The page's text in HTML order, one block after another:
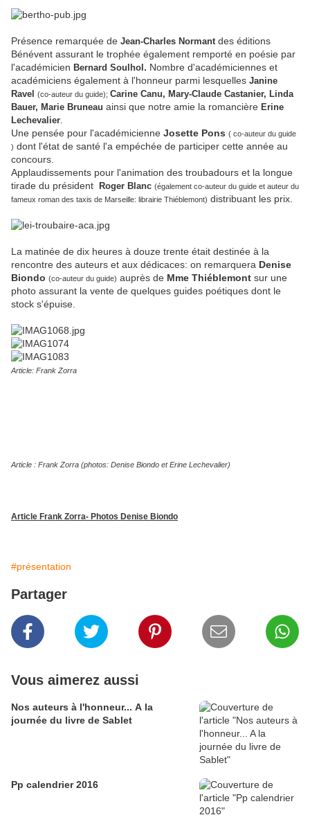
Présence remarquée de Jean-Charles Normantdes éditions
Bénévent assurant le trophée également remporté en poésie par
l'académicien Bernard Soulhol . Nombre d'académiciennes et
académiciens également à l'honneur parmi lesquelles Janine
Ravel
(co-auteur du guide); Carine Canu, Mary-Claude Castanier, Linda
Bauer, Marie Bruneau ainsi que notre amie la romancière Erine
Lechevalier.
Une pensée pour l'académicienne Josette Pons ( co-auteur du guide
) dont l'état de santé l'a empéchée de participer cette année au
concours.
Applaudissements pour l'animation des troubadours et la longue
tirade du président
Roger Blanc (également co-auteur du guide et auteur du
fameux roman des taxis de Marseille: librairie Thiéblemont) distribuant les prix.
La matinée de dix heures à douze trente était destinée à la
rencontre des auteurs et aux dédicaces: on remarquera Denise
Biondo (co-auteur du guide) auprès de Mme Thiéblemont sur une
photo assurant la vente de quelques guides poétiques dont le
stock s'épuise.
Article: Frank Zorra
Article : Frank Zorra (photos: Denise Biondo et Erine Lechevalier)
Article Frank Zorra- Photos Denise Biondo
#présentation
Partager
Vous aimerez aussi
Nos auteurs à l'honneur... A la
journée du livre de Sablet
Pp calendrier 2016